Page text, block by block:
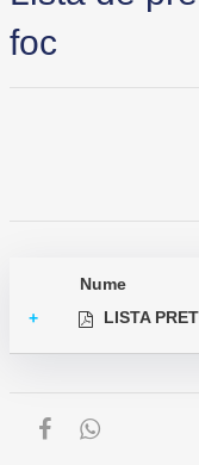
foc
Nume
+
LISTA